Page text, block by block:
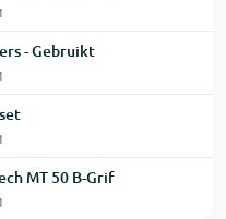
- Gebruikt
MT 50 B-Grif